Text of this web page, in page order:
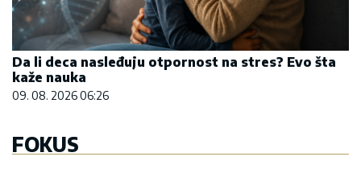
Da li deca nasleđuju otpornost na stres? Evo šta
kaže nauka
09. 08. 2026 06:26
FOKUS